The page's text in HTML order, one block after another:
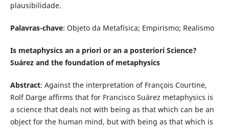
plausibilidade.
Palavras-chave: Objeto da Metafísica; Empirismo; Realismo
Is metaphysics an a priori or an a posteriori Science?
Suárez and the foundation of metaphysics
Abstract: Against the interpretation of François Courtine,
Rolf Darge affirms that for Francisco Suárez metaphysics is
a science that deals not with being as that which can be an
object for the human mind, but with being as that which is